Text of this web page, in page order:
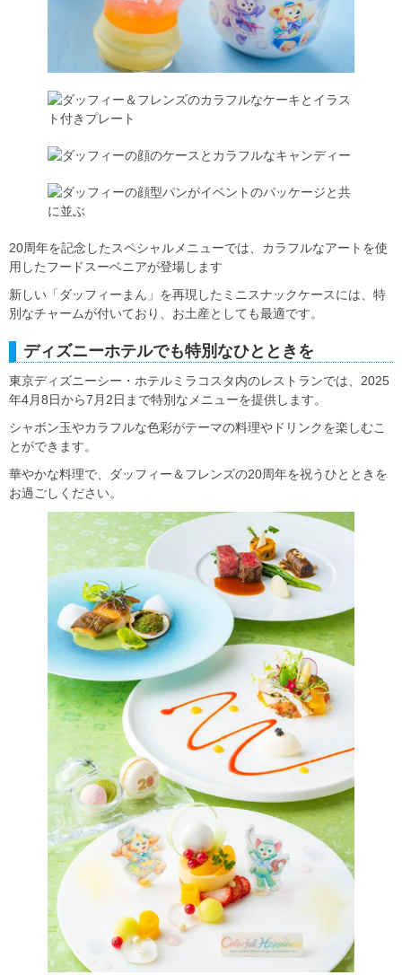
20周年を記念したスペシャルメニューでは、カラフルなアートを使
用したフードスーベニアが登場します
新しい「ダッフィーまん」を再現したミニスナックケースには、特
別なチャームが付いており、お土産としても最適です。
ディズニーホテルでも特別なひとときを
東京ディズニーシー・ホテルミラコスタ内のレストランでは、2025
年4月8日から7月2日まで特別なメニューを提供します。
シャボン玉やカラフルな色彩がテーマの料理やドリンクを楽しむこ
とができます。
華やかな料理で、ダッフィー＆フレンズの20周年を祝うひとときを
お過ごしください。